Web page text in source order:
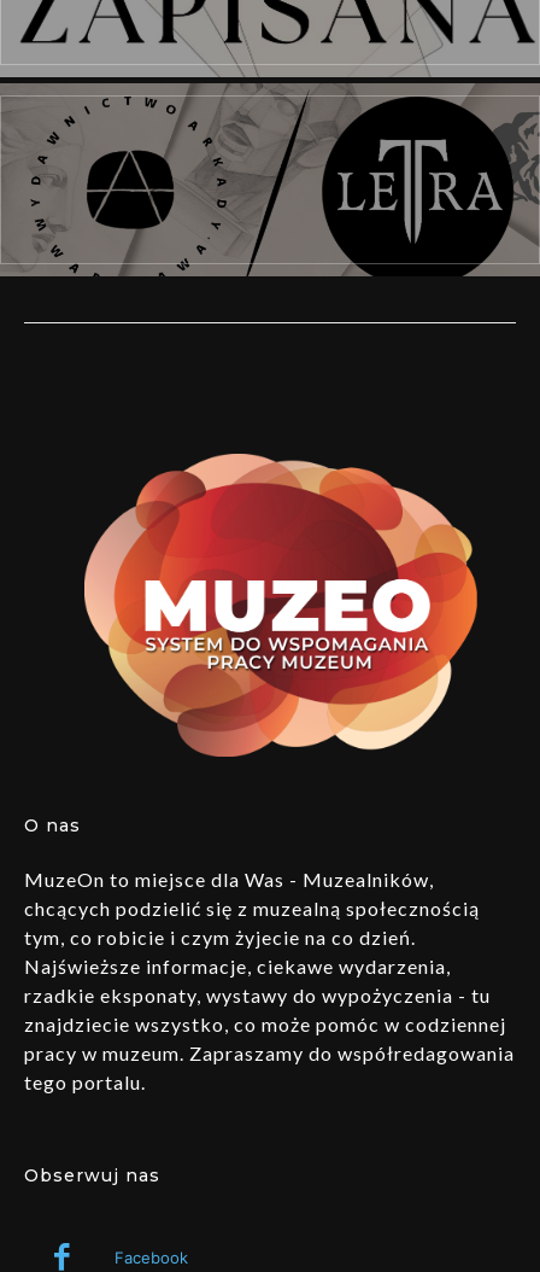
O nas
MuzeOn to miejsce dla Was - Muzealników,
chcących podzielić się z muzealną społecznością
tym, co robicie i czym żyjecie na co dzień.
Najświeższe informacje, ciekawe wydarzenia,
rzadkie eksponaty, wystawy do wypożyczenia - tu
znajdziecie wszystko, co może pomóc w codziennej
pracy w muzeum. Zapraszamy do współredagowania
tego portalu.
Obserwuj nas
Facebook